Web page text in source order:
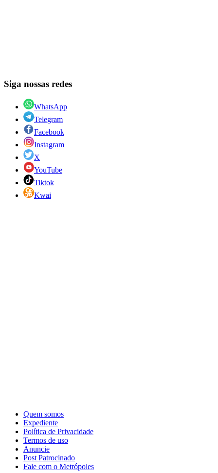
Siga nossas redes
WhatsApp
Telegram
Facebook
Instagram
X
YouTube
Tiktok
Kwai
Quem somos
Expediente
Política de Privacidade
Termos de uso
Anuncie
Post Patrocinado
Fale com o Metrópoles